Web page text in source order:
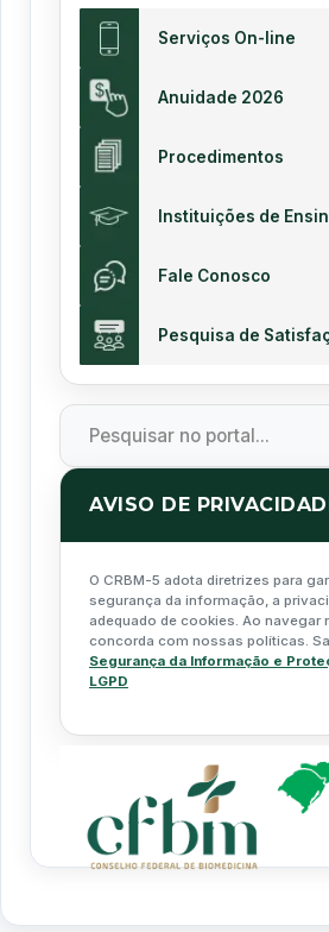
Serviços On-line
Anuidade 2026
Procedimentos
Instituições de
Fale Conosco
Pesquisa de
AVISO DE
O CRBM-5 adota diretrizes para
segurança da informação, a
adequado de cookies. Ao navegar
concorda com nossas políticas.
Segurança da Informação e
LGPD